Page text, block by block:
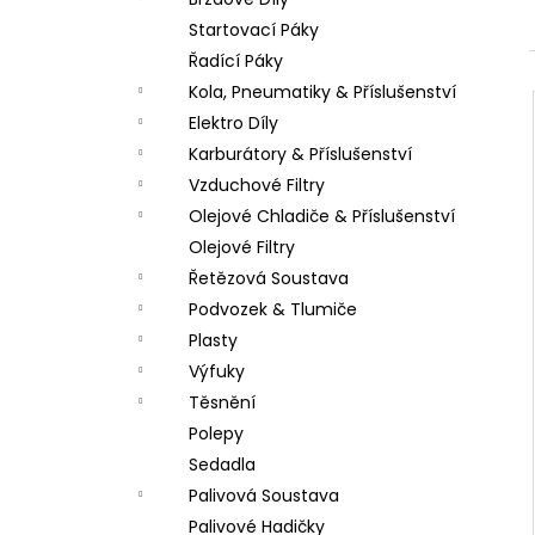
Startovací Páky
Řadící Páky
Kola, Pneumatiky & Příslušenství
Elektro Díly
Karburátory & Příslušenství
Vzduchové Filtry
Olejové Chladiče & Příslušenství
Olejové Filtry
Řetězová Soustava
Podvozek & Tlumiče
Plasty
Výfuky
Těsnění
Polepy
Sedadla
Palivová Soustava
Palivové Hadičky
PITBIKE SPOJKOVÉ LANKO 94CM, VÝSUV
6CM STOMP, DEMONX ,WPB
180 Kč